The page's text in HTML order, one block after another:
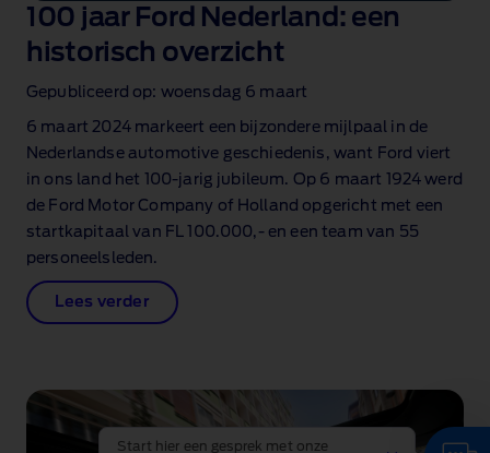
100 jaar Ford Nederland: een
historisch overzicht
Gepubliceerd op: woensdag 6 maart
6 maart 2024 markeert een bijzondere mijlpaal in de
Nederlandse automotive geschiedenis, want Ford viert
in ons land het 100‑jarig jubileum. Op 6 maart 1924 werd
de Ford Motor Company of Holland opgericht met een
startkapitaal van FL 100.000,‑ en een team van 55
personeelsleden.
Lees verder
Start hier een gesprek met onze